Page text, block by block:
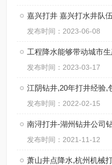
嘉兴打井 嘉兴打水井队
发布时间：2023-06-08
工程降水能够带动城市
发布时间：2023-03-17
发布时间：2022-02-15
南浔打井-湖州钻井公司
发布时间：2021-11-12
萧山井点降水,杭州机械